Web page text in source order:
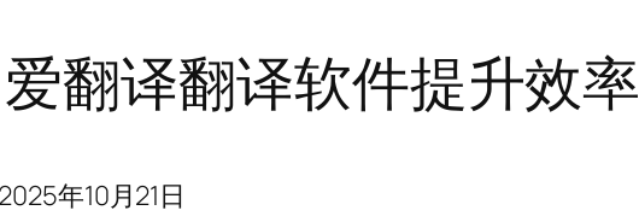
翻译翻译软件提升效率
2025年10月21日